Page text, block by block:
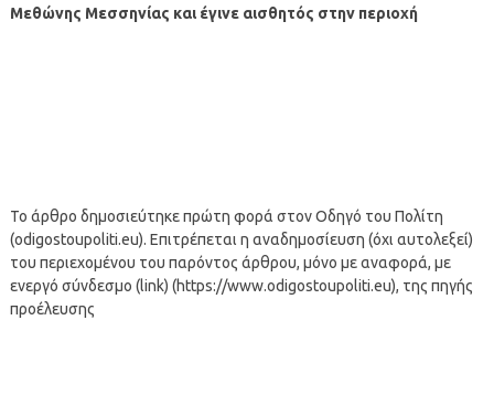
Μεθώνης Μεσσηνίας και έγινε αισθητός στην περιοχή
Το άρθρο δημοσιεύτηκε πρώτη φορά στον Οδηγό του Πολίτη
(odigostoupoliti.eu). Επιτρέπεται η αναδημοσίευση (όχι αυτολεξεί)
του περιεχομένου του παρόντος άρθρου, μόνο με αναφορά, με
ενεργό σύνδεσμο (link) (https://www.odigostoupoliti.eu), της πηγής
προέλευσης